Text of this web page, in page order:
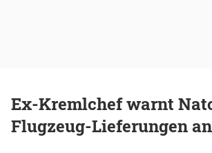
Ex-Kremlchef warnt
Flugzeug-Lieferungen